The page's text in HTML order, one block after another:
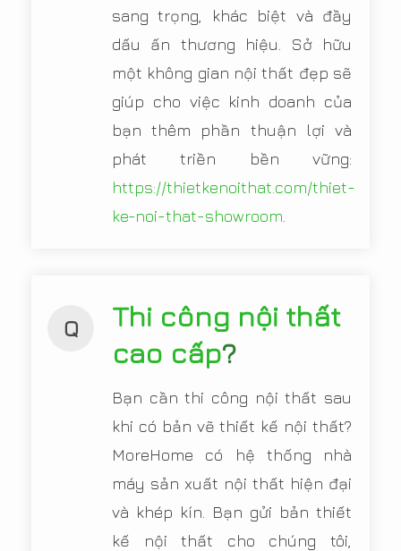
sang trọng, khác biệt và đầy
dấu ấn thương hiệu. Sở hữu
một không gian nội thất đẹp sẽ
giúp cho việc kinh doanh của
bạn thêm phần thuận lợi và
phát triền bền vững:
https://thietkenoithat.com/thiet-
ke-noi-that-showroom
Q
Thi công nội thất
cao cấp?
Bạn cần thi công nội thất sau
khi có bản vẽ thiết kế nội thất?
MoreHome có hệ thống nhà
máy sản xuất nội thất hiện đại
và khép kín. Bạn gửi bản thiết
kế nội thất cho chúng tôi,